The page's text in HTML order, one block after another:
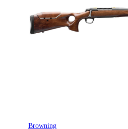
Browning